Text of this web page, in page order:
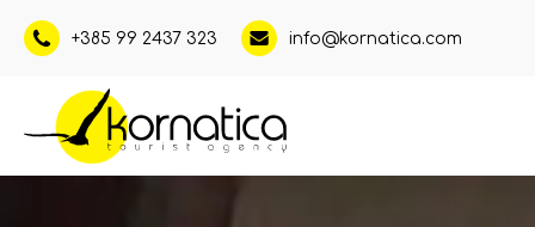
+385 99 2437 323 info@kornatica.com